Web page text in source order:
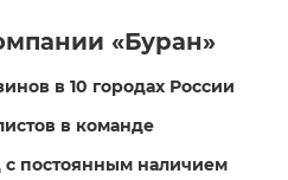
«Буран»
в 10 городах России
в команде
с постоянным наличием